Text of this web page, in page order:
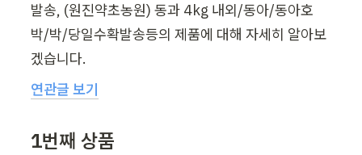
발송, (원진약초농원) 동과 4kg 내외/동아/동아호
박/박/당일수확발송등의 제품에 대해 자세히 알아보
겠습니다.
연관글 보기
1번째 상품